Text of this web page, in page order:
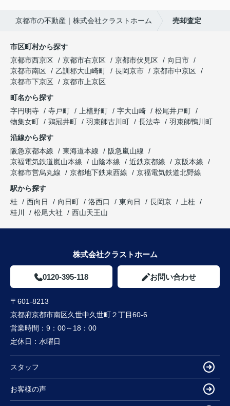
京都市の不動産｜株式会社クラストホーム 売却査定
市区町村から探す
京都市西京区
京都市右京区 京都市伏見区
向日市
京都市南区
乙訓郡大山崎町 長岡京市
京都市中京区
京都市下京区
京都市上京区
町名から探す
字円明寺
寺戸町 上植野町 字大山崎
松尾井戸町
物集女町
鶏冠井町 羽束師古川町 長法寺
羽束師鴨川町
沿線から探す
阪急京都本線
東海道本線
阪急嵐山線
京福電気鉄道嵐山本線
山陰本線 近鉄京都線
京阪本線
京都市営烏丸線
京都地下鉄東西線
京福電気鉄道北野線
駅から探す
桂
西向日 向日町 洛西口 東向日 長岡京
上桂
桂川
松尾大社 西山天王山
株式会社クラストホーム
0120-395-118 お問い合わせ
〒601-8213
京都府京都市南区久世中久世町２丁目60-6
営業時間： 9：00～18：00
定休日： 水曜日
スタッフ
お客様の声